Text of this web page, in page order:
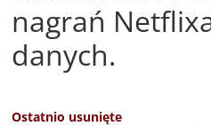
nagrań
danych.
Ostatnio usunięte